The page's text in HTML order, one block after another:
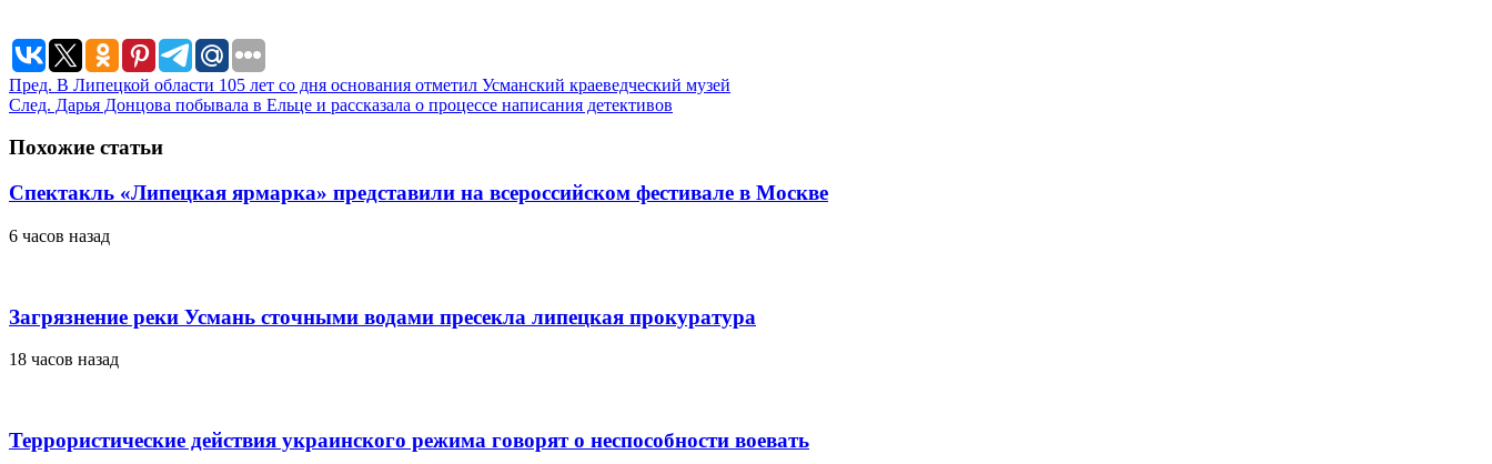
Пред. В Липецкой области 105 лет со дня основания отметил Усманский краеведческий музей
След. Дарья Донцова побывала в Ельце и рассказала о процессе написания детективов
Похожие статьи
Спектакль «Липецкая ярмарка» представили на всероссийском фестивале в Москве
6 часов назад
Загрязнение реки Усмань сточными водами пресекла липецкая прокуратура
18 часов назад
Террористические действия украинского режима говорят о неспособности воевать